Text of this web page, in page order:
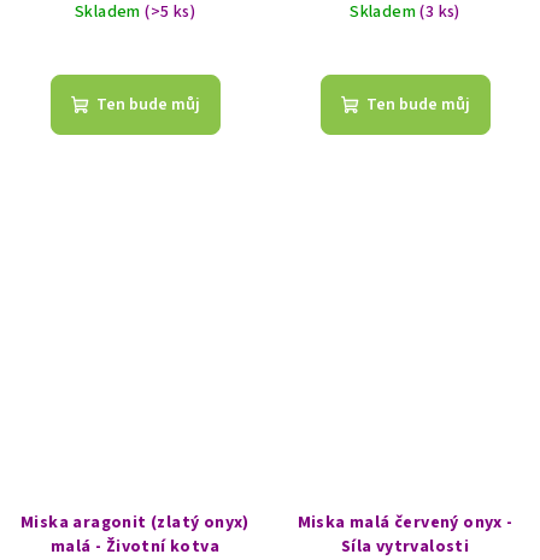
Skladem(>5 ks)
hodnocení
produktu
Ten bude můj
Skladem(3 ks)
Ten bude můj
Miska aragonit (zlatý onyx)
malá - Životní kotva
Miska malá červený onyx -
Síla vytrvalosti